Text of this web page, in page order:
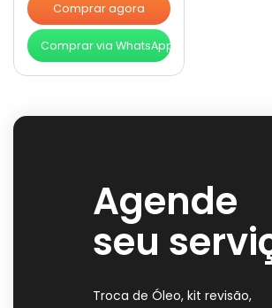
Comprar agora
Comprar via WhatsApp
Agende
seu
Troca de Óleo, kit revisão,